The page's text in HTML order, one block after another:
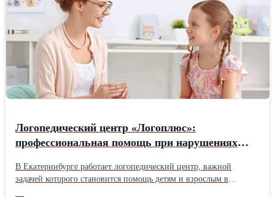
изменения в налоговом администрировании. Налоговые риски в
2026. Какие мероприятия в бизнесе провести по снижению
налоговых рисков. Ревизионные проверки. Практика проверок.
Требования к организации проверок. В стоимость обучения
входит: Информационно-справочные материалы. Удостоверение
о повышении квалификации в объёме 21 ак. час Формат
обучения: Очное с присутствием в центре повышения
квалификации в г. Санкт-Петербург, метро Пушкинская.
Логопедический центр «Логоплюс»:
профессиональная помощь при нарушениях
В Екатеринбурге работает логопедический центр, важной
задачей которого становится помощь детям и взрослым в